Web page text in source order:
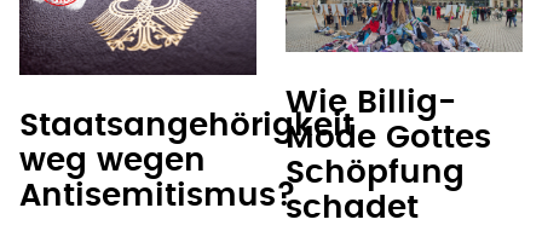
Staatsangehörigkeit
weg wegen
Antisemitismus?
Wie Billig-
Mode Gottes
Schöpfung
schadet